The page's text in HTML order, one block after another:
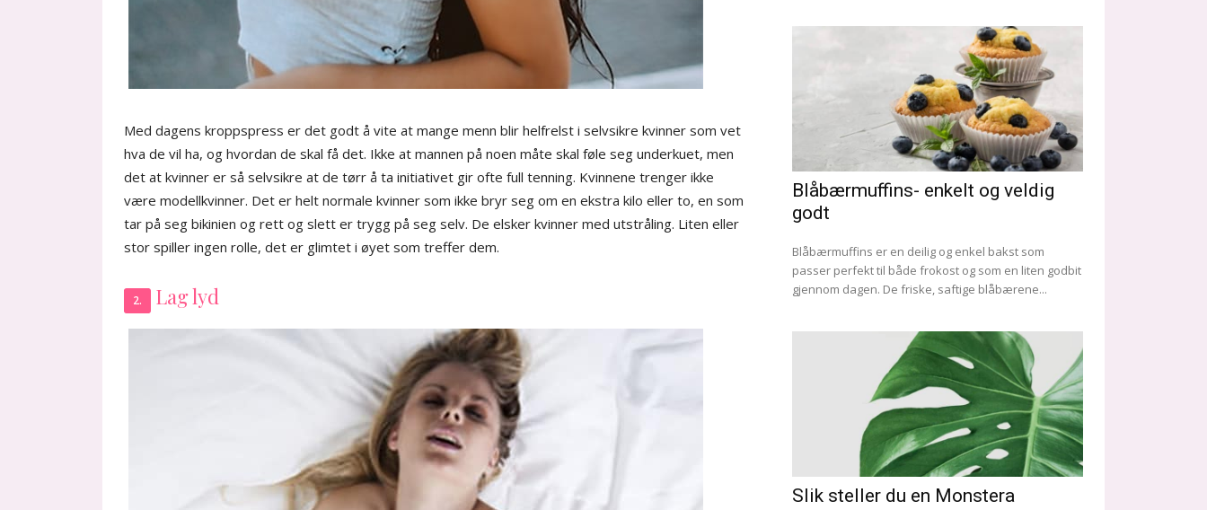
Med dagens kroppspress er det godt å vite at mange menn blir helfrelst i selvsikre kvinner som vet
hva de vil ha, og hvordan de skal få det. Ikke at mannen på noen måte skal føle seg underkuet, men
det at kvinner er så selvsikre at de tørr å ta initiativet gir ofte full tenning. Kvinnene trenger ikke
være modellkvinner. Det er helt normale kvinner som ikke bryr seg om en ekstra kilo eller to, en som
tar på seg bikinien og rett og slett er trygg på seg selv. De elsker kvinner med utstråling. Liten eller
stor spiller ingen rolle, det er glimtet i øyet som treffer dem.
2. Lag lyd
Blåbærmuffins- enkelt og veldig
godt
Blåbærmuffins er en deilig og enkel bakst som
passer perfekt til både frokost og som en liten godbit
gjennom dagen. De friske, saftige blåbærene...
Slik steller du en Monstera